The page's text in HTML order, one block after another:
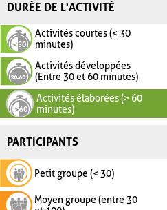
DURÉE DE L'ACTIVITÉ
Activités courtes (< 30
minutes)
Activités développées
(Entre 30 et 60 minutes)
Activités élaborées (> 60
minutes)
PARTICIPANTS
Petit groupe (< 30)
Moyen groupe (entre 30